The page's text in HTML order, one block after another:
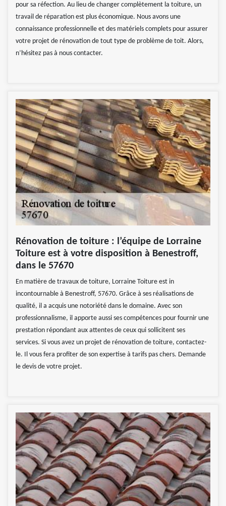
pour sa réfection. Au lieu de changer complètement la toiture, un
travail de réparation est plus économique. Nous avons une
connaissance professionnelle et des matériels complets pour assurer
votre projet de rénovation de tout type de problème de toit. Alors,
n’hésitez pas à nous contacter.
Rénovation de toiture : l’équipe de Lorraine
Toiture est à votre disposition à Benestroff,
dans le 57670
En matière de travaux de toiture, Lorraine Toiture est in
incontournable à Benestroff, 57670. Grâce à ses réalisations de
qualité, il a acquis une notoriété dans le domaine. Avec son
professionnalisme, il apporte aussi ses compétences pour fournir une
prestation répondant aux attentes de ceux qui sollicitent ses
services. Si vous avez un projet de rénovation de toiture, contactez-
le. Il vous fera profiter de son expertise à tarifs pas chers. Demande
le devis de votre projet.